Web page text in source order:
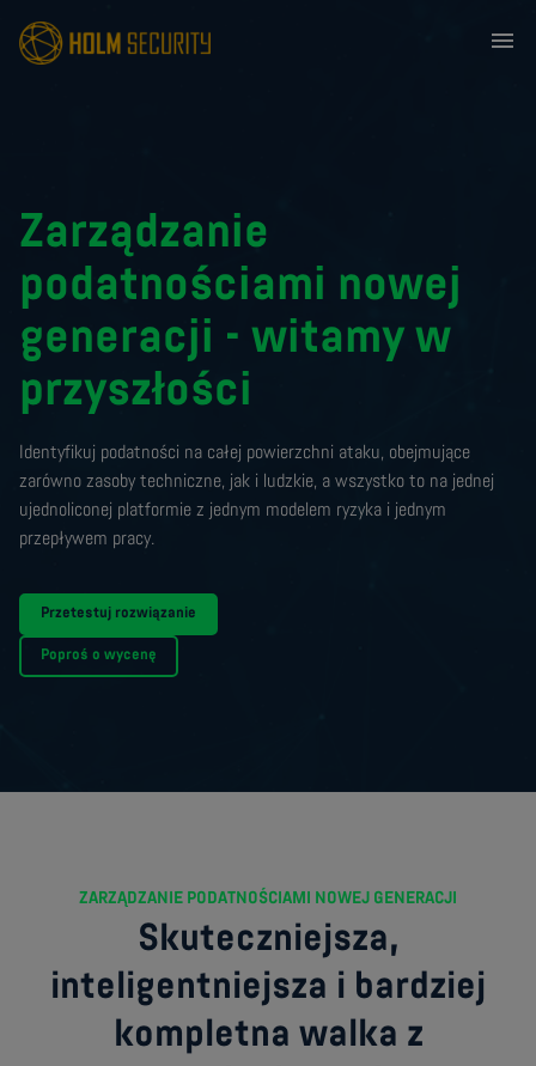
menu
Zarządzanie
podatnościami nowej
generacji - witamy w
przyszłości
Identyfikuj podatności na całej powierzchni ataku, obejmujące
zarówno zasoby techniczne, jak i ludzkie, a wszystko to na jednej
ujednoliconej platformie z jednym modelem ryzyka i jednym
przepływem pracy.
Przetestuj rozwiązanie
Poproś o wycenę
ZARZĄDZANIE PODATNOŚCIAMI NOWEJ GENERACJI
Skuteczniejsza,
inteligentniejsza i bardziej
kompletna walka z